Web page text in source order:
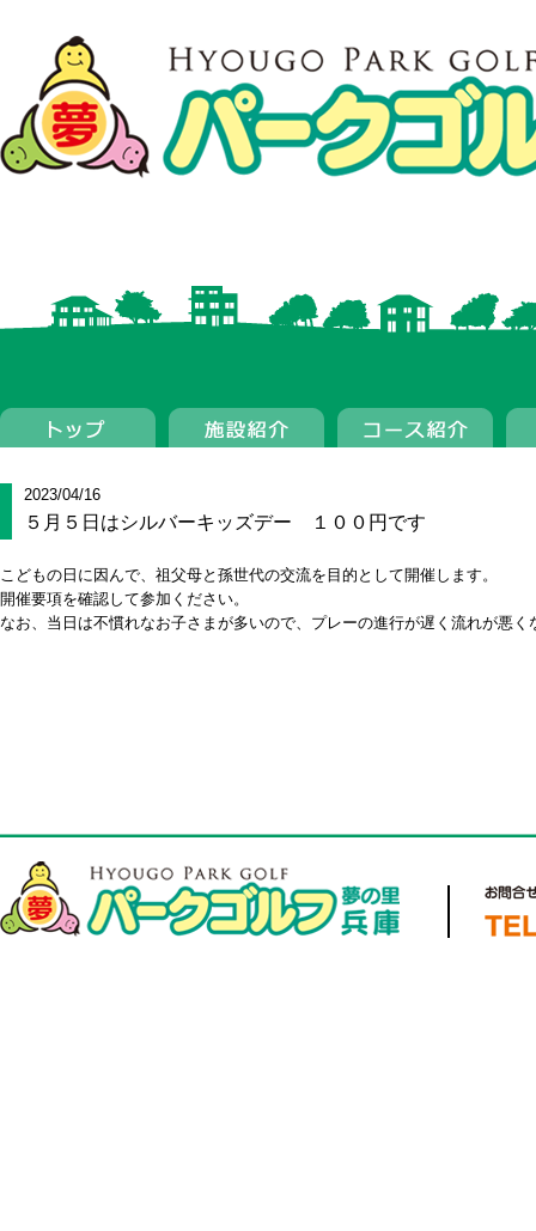
2023/04/16
５月５日はシルバーキッズデー １００円です
こどもの日に因んで、祖父母と孫世代の交流を目的として開催します。
開催要項を確認して参加ください。
なお、当日は不慣れなお子さまが多いので、プレーの進行が遅く流れが悪